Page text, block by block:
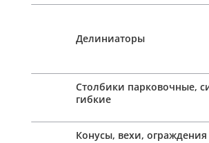
Делиниаторы
Столбики парковочные,
гибкие
Конусы, вехи,